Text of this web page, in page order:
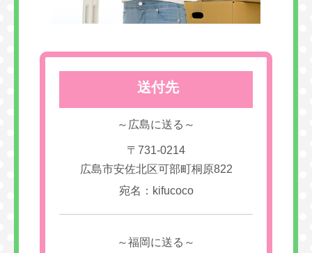
送付先
～広島に送る～
〒731-0214
広島市安佐北区可部町桐原822
宛名：kifucoco
～福岡に送る～